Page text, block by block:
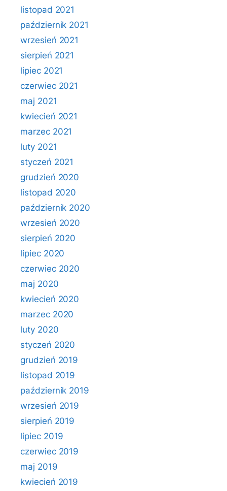
listopad 2021
październik 2021
wrzesień 2021
sierpień 2021
lipiec 2021
czerwiec 2021
maj 2021
kwiecień 2021
marzec 2021
luty 2021
styczeń 2021
grudzień 2020
listopad 2020
październik 2020
wrzesień 2020
sierpień 2020
lipiec 2020
czerwiec 2020
maj 2020
kwiecień 2020
marzec 2020
luty 2020
styczeń 2020
grudzień 2019
listopad 2019
październik 2019
wrzesień 2019
sierpień 2019
lipiec 2019
czerwiec 2019
maj 2019
kwiecień 2019